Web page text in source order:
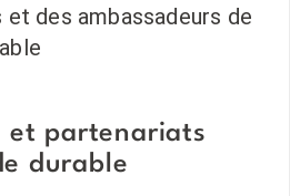
et des ambassadeurs de
et partenariats
durable